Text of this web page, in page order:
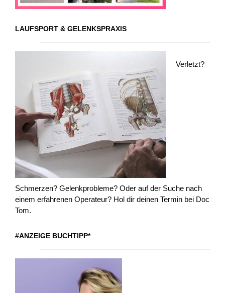
LAUFSPORT & GELENKSPRAXIS
Verletzt?
Schmerzen? Gelenkprobleme? Oder auf der Suche nach
einem erfahrenen Operateur? Hol dir deinen Termin bei Doc
Tom.
#ANZEIGE BUCHTIPP*